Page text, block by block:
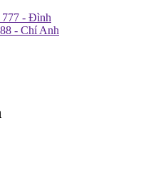
777 - Đình
- Chí Anh